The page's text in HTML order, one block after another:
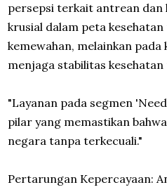
persepsi terkait antrean dan
krusial dalam peta
kemewahan, melainkan
menjaga stabilitas kesehatan
"Layanan pada segmen
pilar yang memastikan
negara tanpa terkecuali."
Pertarungan Kepercayaan: